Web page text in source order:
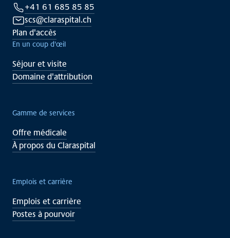
+41 61 685 85 85
scs@claraspital.ch
Plan d'accès
En un coup d'œil
Séjour et visite
Domaine d'attribution
Gamme de services
Offre médicale
À propos du Claraspital
Emplois et carrière
Emplois et carrière
Postes à pourvoir